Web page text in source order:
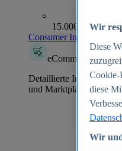
15.000+ Marken
Consumer Insights
eCommerce
Detaillierte
und Marktplätzen
Wir
Diese
Cookie-
diese
Wir